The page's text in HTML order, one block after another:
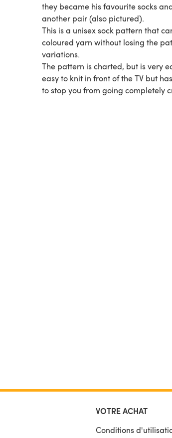
they became his favourite socks
another pair (also pictured).
This is a unisex sock pattern that
coloured yarn without losing the
variations.
The pattern is charted, but is very
easy to knit in front of the TV but
to stop you from going completely
VOTRE ACHAT
Conditions